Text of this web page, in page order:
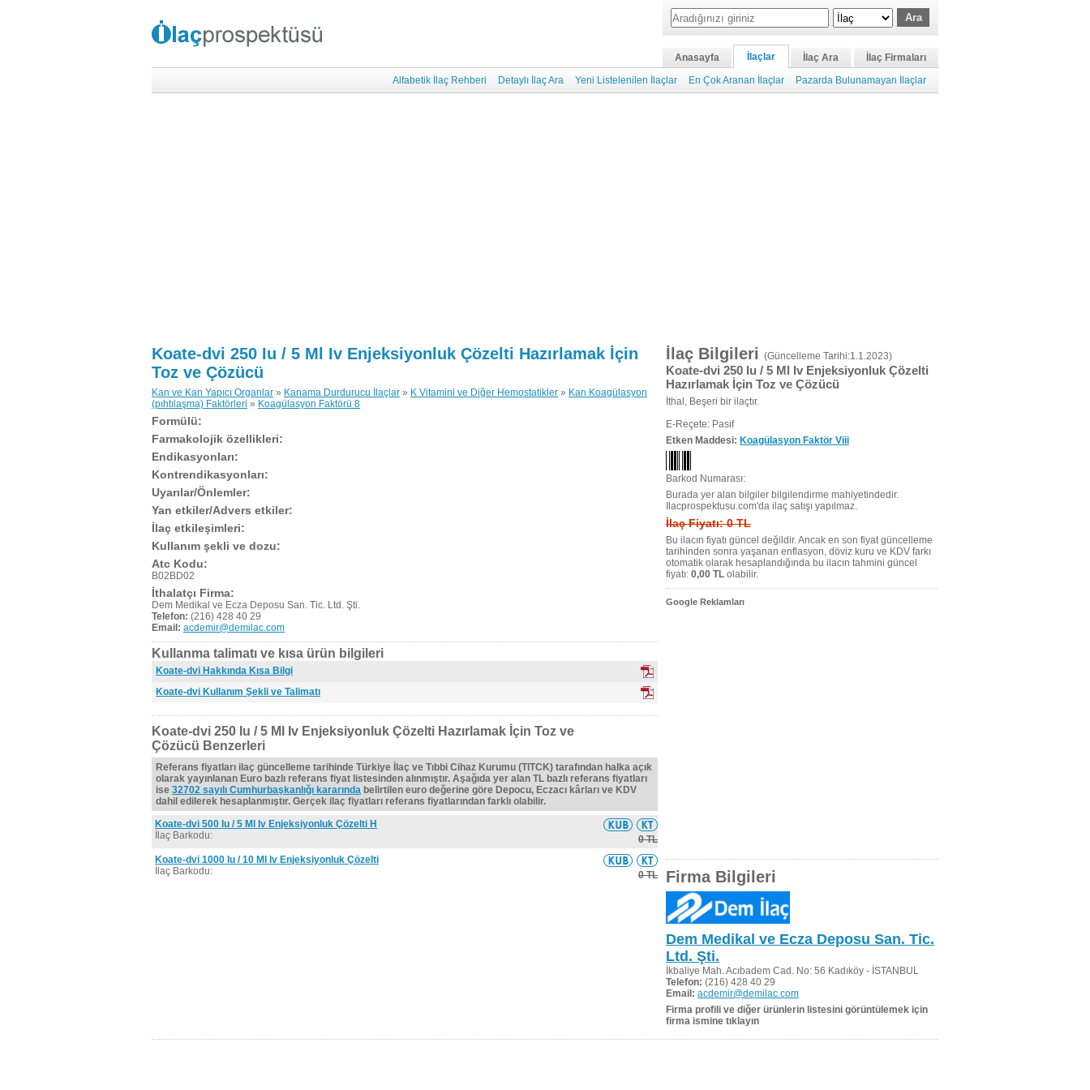
Anasayfa İlaçlar İlaç Ara
İlaç Firmaları
Alfabetik İlaç Rehberi
Detaylı İlaç Ara Yeni Listelenilen İlaçlar En Çok Aranan İlaçlar Pazarda Bulunamayan İlaçlar
Koate-dvi 250 Iu / 5 Ml Iv Enjeksiyonluk Çözelti Hazırlamak İçin
Toz ve Çözücü
Kan ve Kan Yapıcı Organlar » Kanama Durdurucu İlaçlar » K Vitamini ve Diğer Hemostatikler » Kan Koagülasyon
(pıhtılaşma) Faktörleri » Koagülasyon Faktörü 8
Formülü:
Farmakolojik özellikleri:
Endikasyonları:
Kontrendikasyonları:
Uyarılar/Önlemler:
Yan etkiler/Advers etkiler:
İlaç etkileşimleri:
Kullanım şekli ve dozu:
Atc Kodu:
B02BD02
İthalatçı Firma:
Dem Medikal ve Ecza Deposu San. Tic. Ltd. Şti.
Telefon: (216) 428 40 29
Email: acdemir@demilac.com
Kullanma talimatı ve kısa ürün bilgileri
Koate-dvi Hakkında Kısa Bilgi
Koate-dvi Kullanım Şekli ve Talimatı
Koate-dvi 250 Iu / 5 Ml Iv Enjeksiyonluk Çözelti Hazırlamak İçin Toz ve
Çözücü Benzerleri
Referans fiyatları ilaç güncelleme tarihinde Türkiye İlaç ve Tıbbi Cihaz Kurumu (TITCK) tarafından halka açık
olarak yayınlanan Euro bazlı referans fiyat listesinden alınmıştır. Aşağıda yer alan TL bazlı referans fiyatları
ise 32702 sayılı Cumhurbaşkanlığı kararında belirtilen euro değerine göre Depocu, Eczacı kârları ve KDV
dahil edilerek hesaplanmıştır. Gerçek ilaç fiyatları referans fiyatlarından farklı olabilir.
Koate-dvi 500 Iu / 5 Ml Iv Enjeksiyonluk Çözelti H
İlaç Barkodu:
0 TL
Koate-dvi 1000 Iu / 10 Ml Iv Enjeksiyonluk Çözelti
İlaç Barkodu:
0 TL
İlaç Bilgileri (Güncelleme Tarihi:1.1.2023)
Koate-dvi 250 Iu / 5 Ml Iv Enjeksiyonluk Çözelti
Hazırlamak İçin Toz ve Çözücü
İthal, Beşeri bir ilaçtır.
E-Reçete: Pasif
Etken Maddesi: Koagülasyon Faktör Viii
Barkod Numarası:
Burada yer alan bilgiler bilgilendirme mahiyetindedir.
Ilacprospektusu.com'da ilaç satışı yapılmaz.
İlaç Fiyatı: 0 TL
Bu ilacın fiyatı güncel değildir. Ancak en son fiyat güncelleme
tarihinden sonra yaşanan enflasyon, döviz kuru ve KDV farkı
otomatik olarak hesaplandığında bu ilacın tahmini güncel
fiyatı: 0,00 TL olabilir.
Google Reklamları
Firma Bilgileri
Dem Medikal ve Ecza Deposu San. Tic.
Ltd. Şti.
İkbaliye Mah. Acıbadem Cad. No: 56 Kadıköy - İSTANBUL
Telefon: (216) 428 40 29
Email: acdemir@demilac.com
Firma profili ve diğer ürünlerin listesini görüntülemek için
firma ismine tıklayın